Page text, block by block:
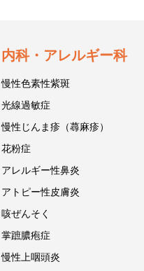
内科・アレルギー科
慢性色素性紫斑
光線過敏症
慢性じんま疹（蕁麻疹）
花粉症
アレルギー性鼻炎
アトピー性皮膚炎
咳ぜんそく
掌蹠膿疱症
慢性上咽頭炎